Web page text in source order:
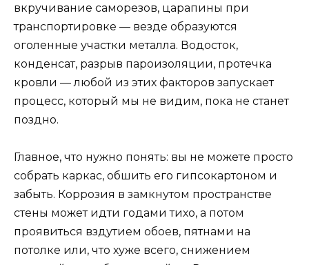
вкручивание саморезов, царапины при
транспортировке — везде образуются
оголенные участки металла. Водосток,
конденсат, разрыв пароизоляции, протечка
кровли — любой из этих факторов запускает
процесс, который мы не видим, пока не станет
поздно.
Главное, что нужно понять: вы не можете просто
собрать каркас, обшить его гипсокартоном и
забыть. Коррозия в замкнутом пространстве
стены может идти годами тихо, а потом
проявиться вздутием обоев, пятнами на
потолке или, что хуже всего, снижением